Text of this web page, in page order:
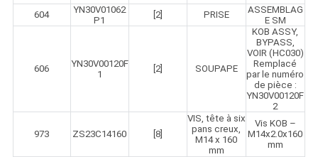
604
YN30V01062
P1
[2] PRISE
ASSEMBLAG
E SM
606
YN30V00120F
1
[2] SOUPAPE
KOB ASSY,
BYPASS,
VOIR (HC030)
Remplacé
par le numéro
de pièce :
YN30V00120F
2
973 ZS23C14160 [8]
VIS, tête à six
pans creux,
M14 x 160
mm
Vis KOB –
M14x2.0x160
mm